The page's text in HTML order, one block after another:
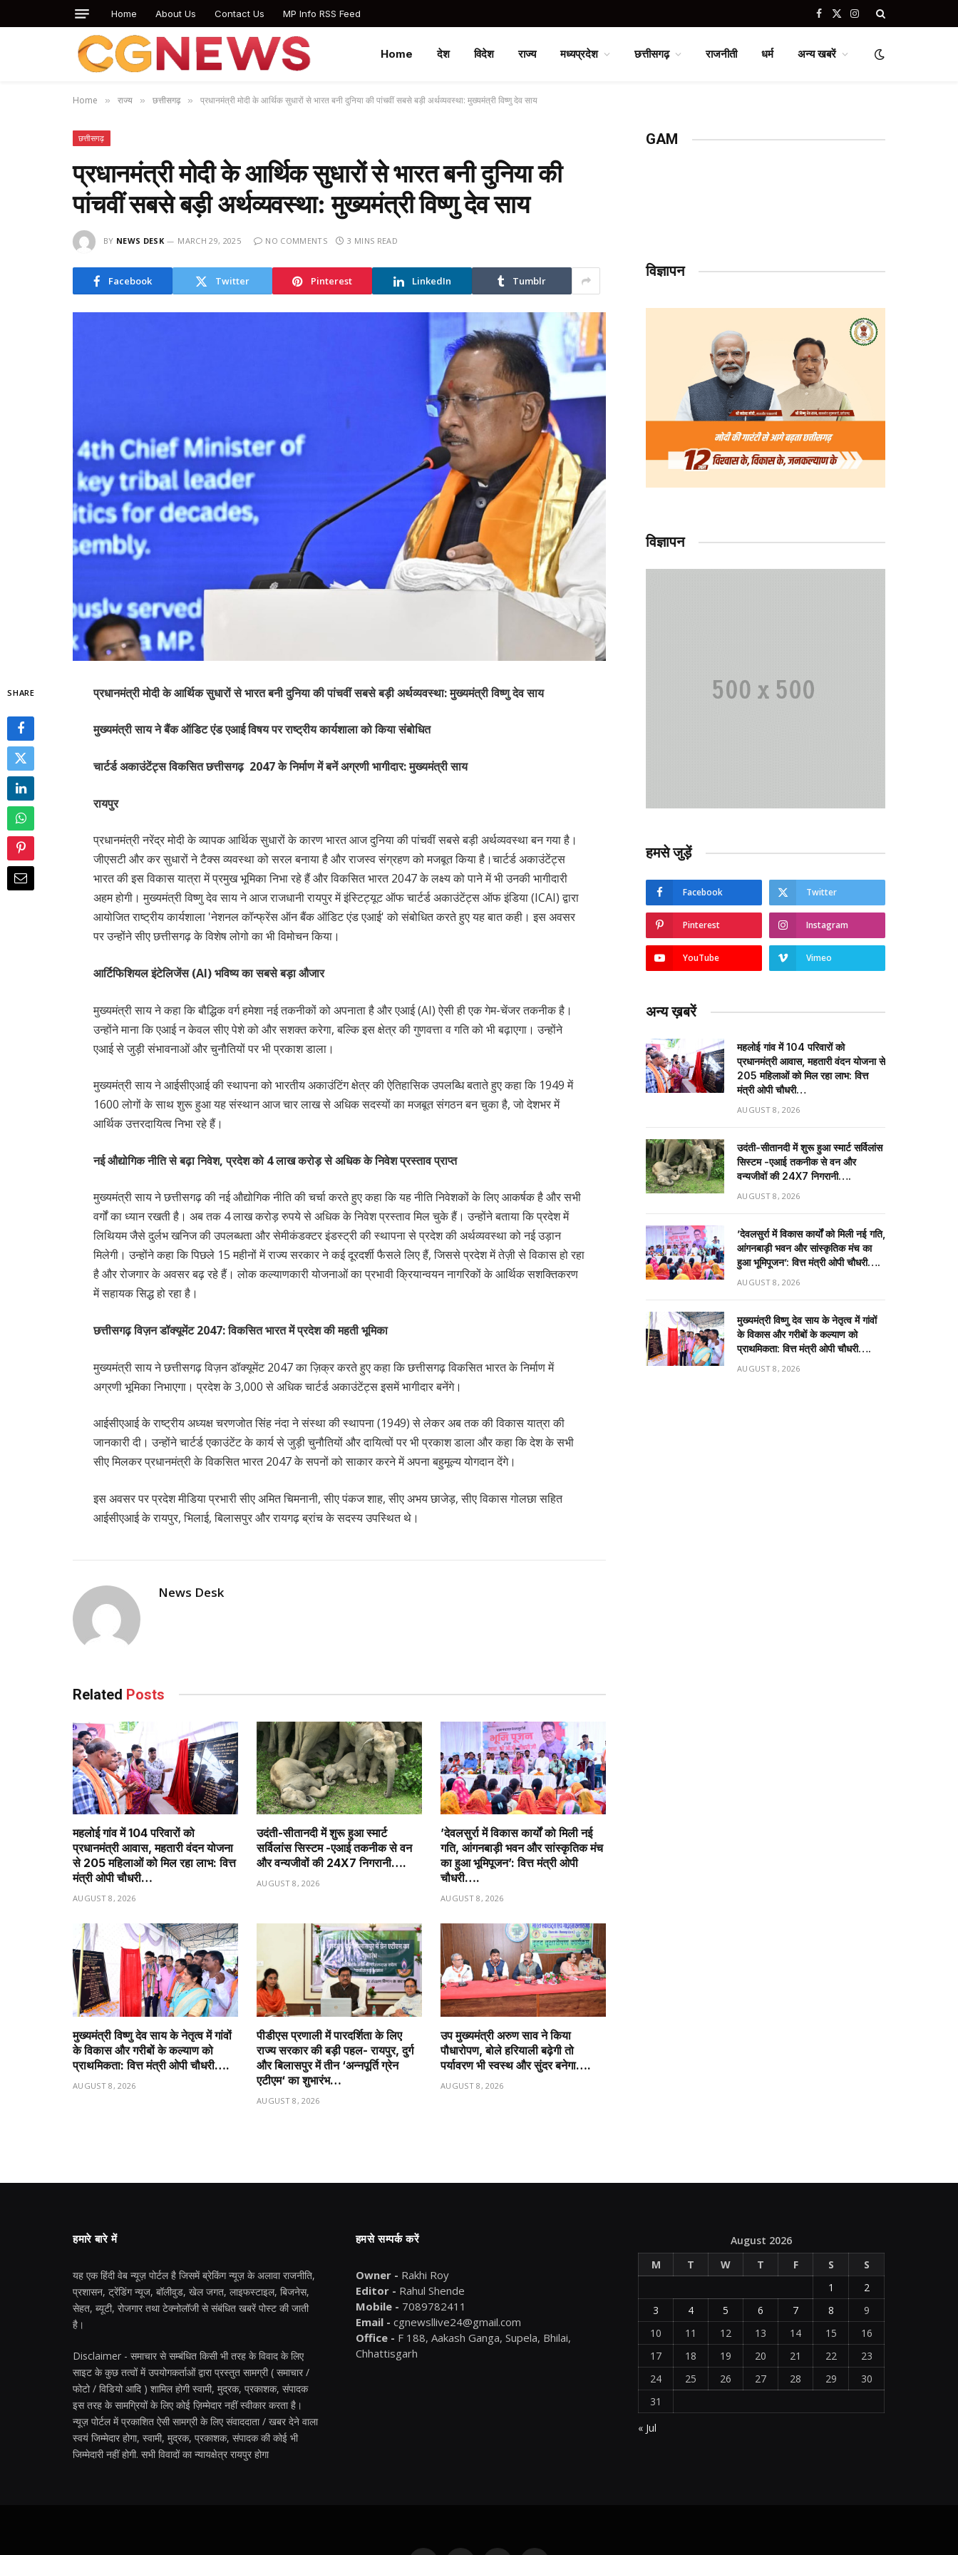
Home About Us Contact Us MP Info RSS Feed Facebook
X
Instagram
Home देश विदेश राज्य मध्यप्रदेश छत्तीसगढ़ राजनीती धर्म अन्य खबरें
Home » राज्य » छत्तीसगढ़ » प्रधानमंत्री मोदी के आर्थिक सुधारों से भारत बनी दुनिया की पांचवीं सबसे बड़ी अर्थव्यवस्था: मुख्यमंत्री विष्णु देव साय
छत्तीसगढ़
प्रधानमंत्री मोदी के आर्थिक सुधारों से भारत बनी दुनिया की
पांचवीं सबसे बड़ी अर्थव्यवस्था: मुख्यमंत्री विष्णु देव साय
BY NEWS DESK MARCH 29, 2025 NO COMMENTS 3 MINS READ
Facebook Twitter Pinterest LinkedIn Tumblr
SHARE प्रधानमंत्री मोदी के आर्थिक सुधारों से भारत बनी दुनिया की पांचवीं सबसे बड़ी अर्थव्यवस्था: मुख्यमंत्री विष्णु देव साय
मुख्यमंत्री साय ने बैंक ऑडिट एंड एआई विषय पर राष्ट्रीय कार्यशाला को किया संबोधित
चार्टर्ड अकाउंटेंट्स विकसित छत्तीसगढ़ 2047 के निर्माण में बनें अग्रणी भागीदार: मुख्यमंत्री साय
रायपुर
प्रधानमंत्री नरेंद्र मोदी के व्यापक आर्थिक सुधारों के कारण भारत आज दुनिया की पांचवीं सबसे बड़ी अर्थव्यवस्था बन गया है।
जीएसटी और कर सुधारों ने टैक्स व्यवस्था को सरल बनाया है और राजस्व संग्रहण को मजबूत किया है।चार्टर्ड अकाउंटेंट्स
भारत की इस विकास यात्रा में प्रमुख भूमिका निभा रहे हैं और विकसित भारत 2047 के लक्ष्य को पाने में भी उनकी भागीदारी
अहम होगी। मुख्यमंत्री विष्णु देव साय ने आज राजधानी रायपुर में इंस्टिट्यूट ऑफ चार्टर्ड अकाउंटेंट्स ऑफ इंडिया (ICAI) द्वारा
आयोजित राष्ट्रीय कार्यशाला 'नेशनल कॉन्फ्रेंस ऑन बैंक ऑडिट एंड एआई' को संबोधित करते हुए यह बात कही। इस अवसर
पर उन्होंने सीए छत्तीसगढ़ के विशेष लोगो का भी विमोचन किया।
आर्टिफिशियल इंटेलिजेंस (AI) भविष्य का सबसे बड़ा औजार
मुख्यमंत्री साय ने कहा कि बौद्धिक वर्ग हमेशा नई तकनीकों को अपनाता है और एआई (AI) ऐसी ही एक गेम-चेंजर तकनीक है।
उन्होंने माना कि एआई न केवल सीए पेशे को और सशक्त करेगा, बल्कि इस क्षेत्र की गुणवत्ता व गति को भी बढ़ाएगा। उन्होंने
एआई से जुड़ी संभावनाओं और चुनौतियों पर भी प्रकाश डाला।
मुख्यमंत्री साय ने आईसीएआई की स्थापना को भारतीय अकाउंटिंग क्षेत्र की ऐतिहासिक उपलब्धि बताते हुए कहा कि 1949 में
1600 लोगों के साथ शुरू हुआ यह संस्थान आज चार लाख से अधिक सदस्यों का मजबूत संगठन बन चुका है, जो देशभर में
आर्थिक उत्तरदायित्व निभा रहे हैं।
नई औद्योगिक नीति से बढ़ा निवेश, प्रदेश को 4 लाख करोड़ से अधिक के निवेश प्रस्ताव प्राप्त
मुख्यमंत्री साय ने छत्तीसगढ़ की नई औद्योगिक नीति की चर्चा करते हुए कहा कि यह नीति निवेशकों के लिए आकर्षक है और सभी
वर्गों का ध्यान रखती है। अब तक 4 लाख करोड़ रुपये से अधिक के निवेश प्रस्ताव मिल चुके हैं। उन्होंने बताया कि प्रदेश में
लिथियम जैसे दुर्लभ खनिज की उपलब्धता और सेमीकंडक्टर इंडस्ट्री की स्थापना से प्रदेश की अर्थव्यवस्था को नई उड़ान
मिलेगी। उन्होंने कहा कि पिछले 15 महीनों में राज्य सरकार ने कई दूरदर्शी फैसले लिए हैं, जिससे प्रदेश में तेज़ी से विकास हो रहा
है और रोजगार के अवसर बढ़ रहे हैं। लोक कल्याणकारी योजनाओं का प्रभावी क्रियान्वयन नागरिकों के आर्थिक सशक्तिकरण
में सहायक सिद्ध हो रहा है।
छत्तीसगढ़ विज़न डॉक्यूमेंट 2047: विकसित भारत में प्रदेश की महती भूमिका
मुख्यमंत्री साय ने छत्तीसगढ़ विज़न डॉक्यूमेंट 2047 का ज़िक्र करते हुए कहा कि छत्तीसगढ़ विकसित भारत के निर्माण में
अग्रणी भूमिका निभाएगा। प्रदेश के 3,000 से अधिक चार्टर्ड अकाउंटेंट्स इसमें भागीदार बनेंगे।
आईसीएआई के राष्ट्रीय अध्यक्ष चरणजोत सिंह नंदा ने संस्था की स्थापना (1949) से लेकर अब तक की विकास यात्रा की
जानकारी दी। उन्होंने चार्टर्ड एकाउंटेंट के कार्य से जुड़ी चुनौतियों और दायित्वों पर भी प्रकाश डाला और कहा कि देश के सभी
सीए मिलकर प्रधानमंत्री के विकसित भारत 2047 के सपनों को साकार करने में अपना बहुमूल्य योगदान देंगे।
इस अवसर पर प्रदेश मीडिया प्रभारी सीए अमित चिमनानी, सीए पंकज शाह, सीए अभय छाजेड़, सीए विकास गोलछा सहित
आईसीएआई के रायपुर, भिलाई, बिलासपुर और रायगढ़ ब्रांच के सदस्य उपस्थित थे।
News Desk
Related Posts
महलोई गांव में 104 परिवारों को
प्रधानमंत्री आवास, महतारी वंदन योजना
से 205 महिलाओं को मिल रहा लाभ: वित्त
मंत्री ओपी चौधरी…
AUGUST 8, 2026
उदंती-सीतानदी में शुरू हुआ स्मार्ट
सर्विलांस सिस्टम -एआई तकनीक से वन
और वन्यजीवों की 24X7 निगरानी….
AUGUST 8, 2026
’देवलसुर्रा में विकास कार्यों को मिली नई
गति, आंगनबाड़ी भवन और सांस्कृतिक मंच
का हुआ भूमिपूजन’: वित्त मंत्री ओपी
चौधरी….
AUGUST 8, 2026
मुख्यमंत्री विष्णु देव साय के नेतृत्व में गांवों
के विकास और गरीबों के कल्याण को
प्राथमिकता: वित्त मंत्री ओपी चौधरी….
AUGUST 8, 2026
पीडीएस प्रणाली में पारदर्शिता के लिए
राज्य सरकार की बड़ी पहल- रायपुर, दुर्ग
और बिलासपुर में तीन ‘अन्नपूर्ति ग्रेन
एटीएम‘ का शुभारंभ…
AUGUST 8, 2026
उप मुख्यमंत्री अरुण साव ने किया
पौधारोपण, बोले हरियाली बढ़ेगी तो
पर्यावरण भी स्वस्थ और सुंदर बनेगा….
AUGUST 8, 2026
GAM
विज्ञापन
विज्ञापन
हमसे जुड़ें
Facebook Twitter
Pinterest Instagram
YouTube Vimeo
अन्य ख़बरें
महलोई गांव में 104 परिवारों को
प्रधानमंत्री आवास, महतारी वंदन योजना से
205 महिलाओं को मिल रहा लाभ: वित्त
मंत्री ओपी चौधरी…
AUGUST 8, 2026
उदंती-सीतानदी में शुरू हुआ स्मार्ट सर्विलांस
सिस्टम -एआई तकनीक से वन और
वन्यजीवों की 24X7 निगरानी….
AUGUST 8, 2026
’देवलसुर्रा में विकास कार्यों को मिली नई गति,
आंगनबाड़ी भवन और सांस्कृतिक मंच का
हुआ भूमिपूजन’: वित्त मंत्री ओपी चौधरी….
AUGUST 8, 2026
मुख्यमंत्री विष्णु देव साय के नेतृत्व में गांवों
के विकास और गरीबों के कल्याण को
प्राथमिकता: वित्त मंत्री ओपी चौधरी….
AUGUST 8, 2026
हमारे बारे में
यह एक हिंदी वेब न्यूज़ पोर्टल है जिसमें ब्रेकिंग न्यूज़ के अलावा राजनीति,
प्रशासन, ट्रेंडिंग न्यूज, बॉलीवुड, खेल जगत, लाइफस्टाइल, बिजनेस,
सेहत, ब्यूटी, रोजगार तथा टेक्नोलॉजी से संबंधित खबरें पोस्ट की जाती
है।
Disclaimer - समाचार से सम्बंधित किसी भी तरह के विवाद के लिए
साइट के कुछ तत्वों में उपयोगकर्ताओं द्वारा प्रस्तुत सामग्री ( समाचार /
फोटो / विडियो आदि ) शामिल होगी स्वामी, मुद्रक, प्रकाशक, संपादक
इस तरह के सामग्रियों के लिए कोई ज़िम्मेदार नहीं स्वीकार करता है।
न्यूज़ पोर्टल में प्रकाशित ऐसी सामग्री के लिए संवाददाता / खबर देने वाला
स्वयं जिम्मेदार होगा, स्वामी, मुद्रक, प्रकाशक, संपादक की कोई भी
जिम्मेदारी नहीं होगी. सभी विवादों का न्यायक्षेत्र रायपुर होगा
हमसे सम्पर्क करें
Owner - Rakhi Roy
Editor - Rahul Shende
Mobile - 7089782411
Email - cgnewsllive24@gmail.com
Office - F 188, Aakash Ganga, Supela, Bhilai,
Chhattisgarh
August 2026
M
T W T F S
S
1
2
3
4 5 6 7 8
9
10
11 12 13 14 15
16
17
18 19 20 21 22
23
24
25 26 27 28 29
30
31
« Jul